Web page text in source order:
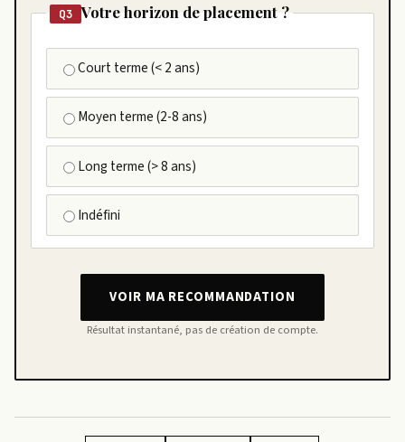
Q3 Votre horizon de placement ?
Court terme (< 2 ans)
Moyen terme (2-8 ans)
Long terme (> 8 ans)
Indéfini
VOIR MA RECOMMANDATION
Résultat instantané, pas de création de compte.